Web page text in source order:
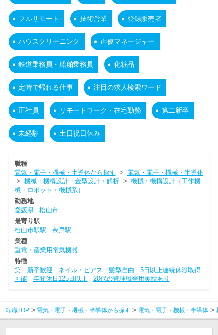
フルリモート 技術営業 登録販売者
ハウスクリーニング 声優マネージャー
鉄道乗務員・船舶乗務員 化粧品
定時で帰れる仕事 注目の求人検索ワード
正社員 リモートワーク・在宅勤務 第二新卒
未経験 土日祝日休み
職種
電気・電子・機械・半導体から探す > 電気・電子・機械・半導体
> 機械・機構設計・金型設計・解析> 機械・機構設計（工作機
械・ロボット・機械系）
勤務地
愛媛県
松山市
最寄り駅
松山市駅駅
余戸駅
業種
重電・産業用電気機器
特徴
第二新卒歓迎
ネイル・ピアス・髪型自由
5日以上連続休暇取得
可能
年間休日125日以上 20代の管理職登用実績あり
転職TOP 電気・電子・機械・半導体から探す 電気・電子・機械・半導体